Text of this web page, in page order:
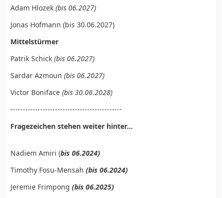
Adam Hlozek (bis 06.2027)
Jonas Hofmann (bis 30.06.2027)
Mittelstürmer
Patrik Schick (bis 06.2027)
Sardar Azmoun (bis 06.2027)
Victor Boniface (bis 30.06.2028)
---------------------------------------------
Fragezeichen stehen weiter hinter...
Nadiem Amiri (bis 06.2024)
Timothy Fosu-Mensah (bis 06.2024)
Jeremie Frimpong (bis 06.2025)